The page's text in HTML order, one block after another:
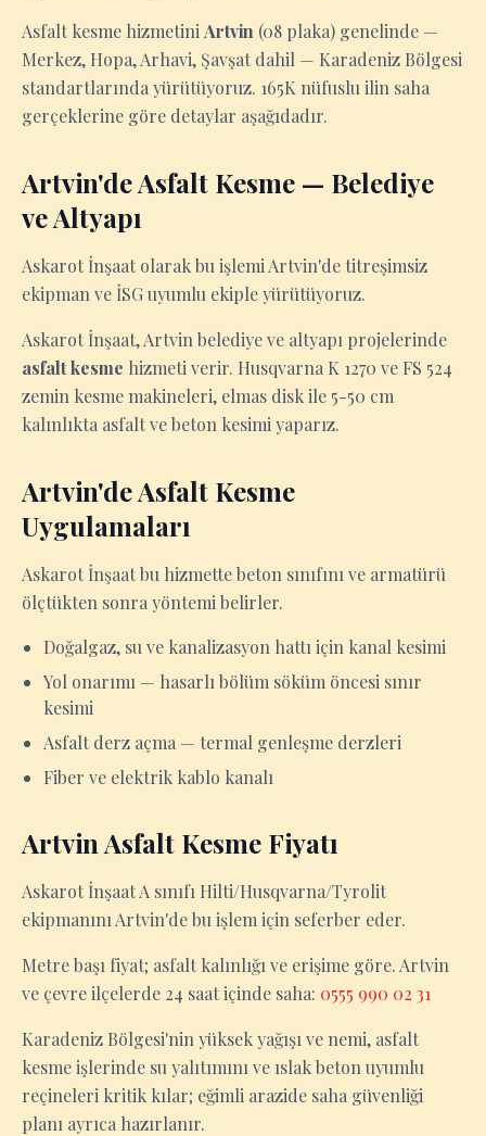
Asfalt kesme hizmetini Artvin (08 plaka) genelinde —
Merkez, Hopa, Arhavi, Şavşat dahil — Karadeniz Bölgesi
standartlarında yürütüyoruz. 165K nüfuslu ilin saha
gerçeklerine göre detaylar aşağıdadır.
Artvin'de Asfalt Kesme — Belediye
ve Altyapı
Askarot İnşaat olarak bu işlemi Artvin'de titreşimsiz
ekipman ve İSG uyumlu ekiple yürütüyoruz.
Askarot İnşaat, Artvin belediye ve altyapı projelerinde
asfalt kesme hizmeti verir. Husqvarna K 1270 ve FS 524
zemin kesme makineleri, elmas disk ile 5-50 cm
kalınlıkta asfalt ve beton kesimi yaparız.
Artvin'de Asfalt Kesme
Uygulamaları
Askarot İnşaat bu hizmette beton sınıfını ve armatürü
ölçtükten sonra yöntemi belirler.
Doğalgaz, su ve kanalizasyon hattı için kanal kesimi
Yol onarımı — hasarlı bölüm söküm öncesi sınır
kesimi
Asfalt derz açma — termal genleşme derzleri
Fiber ve elektrik kablo kanalı
Artvin Asfalt Kesme Fiyatı
Askarot İnşaat A sınıfı Hilti/Husqvarna/Tyrolit
ekipmanını Artvin'de bu işlem için seferber eder.
Metre başı fiyat; asfalt kalınlığı ve erişime göre. Artvin
ve çevre ilçelerde 24 saat içinde saha: 0555 990 02 31
Karadeniz Bölgesi'nin yüksek yağışı ve nemi, asfalt
kesme işlerinde su yalıtımını ve ıslak beton uyumlu
reçineleri kritik kılar; eğimli arazide saha güvenliği
planı ayrıca hazırlanır.